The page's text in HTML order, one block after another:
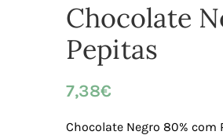
Chocolate
Pepitas
7,38€
Chocolate Negro 80% com